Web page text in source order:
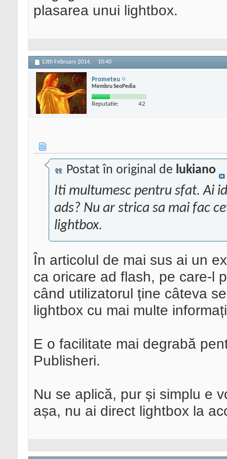
plasarea unui lightbox.
13th February 2014, 10:40
Prometeu
Membru SeoPedia
Reputatie: 42
Postat în original de lukiano
Iti multumesc pentru sfat. Ai
ads? Nu ar strica sa mai fac
lightbox.
În articolul de mai sus ai un
ca oricare ad flash, pe care-l
când utilizatorul ține câteva
lightbox cu mai multe
E o facilitate mai degrabă
Publisheri.
Nu se aplică, pur și simplu e
așa, nu ai direct lightbox la